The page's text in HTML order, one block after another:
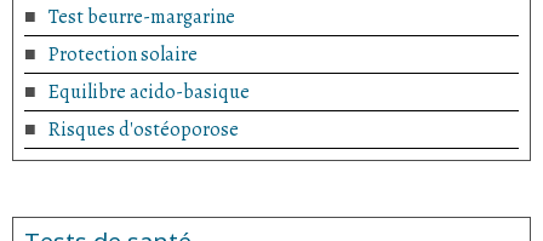
Test beurre-margarine
Protection solaire
Equilibre acido-basique
Risques d'ostéoporose